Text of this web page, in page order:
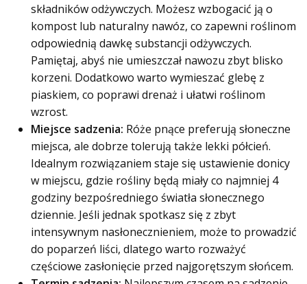
składników odżywczych. Możesz wzbogacić ją o
kompost lub naturalny nawóz, co zapewni roślinom
odpowiednią dawkę substancji odżywczych.
Pamiętaj, abyś nie umieszczał nawozu zbyt blisko
korzeni. Dodatkowo warto wymieszać glebę z
piaskiem, co poprawi drenaż i ułatwi roślinom
wzrost.
Miejsce sadzenia: Róże pnące preferują słoneczne
miejsca, ale dobrze tolerują także lekki półcień.
Idealnym rozwiązaniem staje się ustawienie donicy
w miejscu, gdzie rośliny będą miały co najmniej 4
godziny bezpośredniego światła słonecznego
dziennie. Jeśli jednak spotkasz się z zbyt
intensywnym nasłonecznieniem, może to prowadzić
do poparzeń liści, dlatego warto rozważyć
częściowe zasłonięcie przed najgorętszym słońcem.